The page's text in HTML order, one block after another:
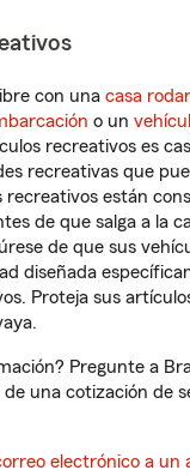
con una casa
o un
recreativos es
recreativas que
recreativos están
de que salga a la
de que sus
diseñada
Proteja sus
Pregunte a
una cotización de
electrónico a un